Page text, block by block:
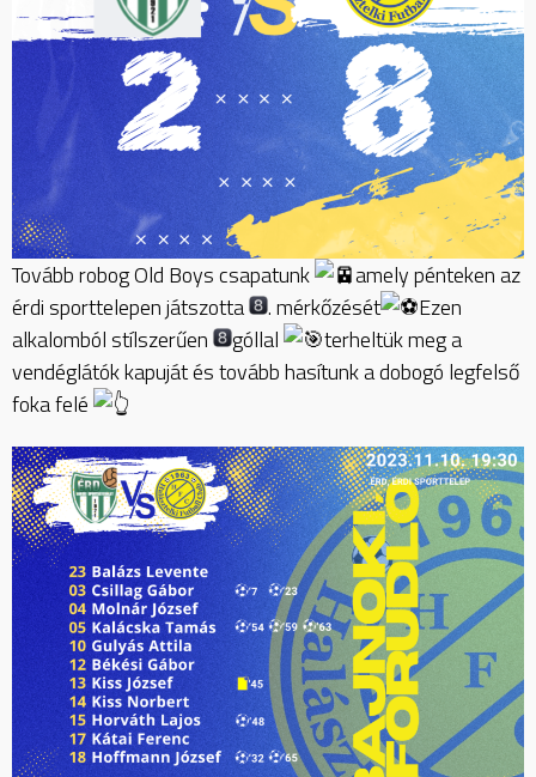
Tovább robog Old Boys csapatunk
amely pénteken az
érdi sporttelepen játszotta
. mérkőzését
Ezen
alkalomból stílszerűen
góllal
terheltük meg a
vendéglátók kapuját és tovább hasítunk a dobogó legfelső
foka felé